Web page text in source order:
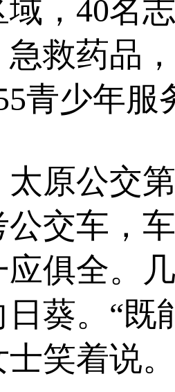
域，40名
急救药品
青少年
公交第
公交车，
应俱全。
日葵。“既
士笑着说。